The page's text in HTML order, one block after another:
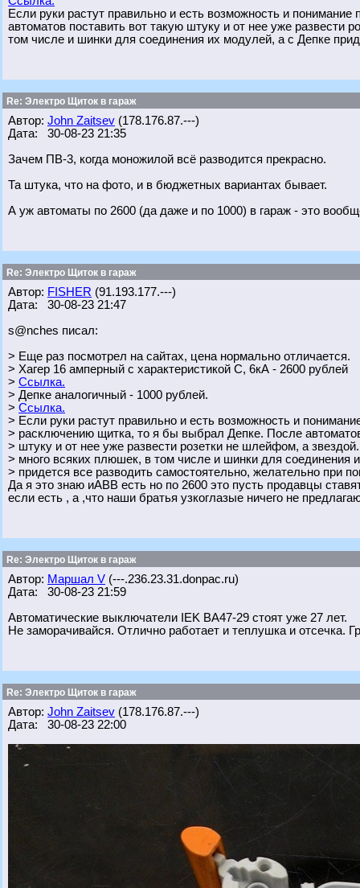
Если руки растут правильно и есть возможность и
автоматов поставить вот такую штуку и от нее уже
том числе и шинки для соединения их модулей, а с Депке
Re: Электро Щиток в гараж
Автор: John Zaitsev (178.176.87.---)
Дата: 30-08-23 21:35
Зачем ПВ-3, когда моножилой всё разводится прекрасно.
Та штука, что на фото, и в бюджетных вариантах бывает.
А уж автоматы по 2600 (да даже и по 1000) в гараж - это
Re: Электро Щиток в гараж
Автор: FISHER (91.193.177.---)
Дата: 30-08-23 21:47
s@nches писал:
> Еще раз посмотрел на сайтах, цена нормально отличается.
> Хагер 16 амперный с характеристикой С, 6кА - 2600 рублей
> Ссылка.
> Депке аналогичный - 1000 рублей.
> Ссылка.
> Если руки растут правильно и есть возможность и
> расключению щитка, то я бы выбрал Депке. После
> штуку и от нее уже развести розетки не шлейфом, а
> много всяких плюшек, в том числе и шинки для соединения
> придется все разводить самостоятельно, желательно при
Да я это знаю иABB есть но по 2600 это пусть продавцы
если есть , а ,что наши братья узкоглазые ничего не
Re: Электро Щиток в гараж
Автор: Маршал V (---.236.23.31.donpac.ru)
Дата: 30-08-23 21:59
Автоматические выключатели IEK ВА47-29 стоят уже 27 лет.
Не заморачивайся. Отлично работает и теплушка и отсечка.
Re: Электро Щиток в гараж
Автор: John Zaitsev (178.176.87.---)
Дата: 30-08-23 22:00